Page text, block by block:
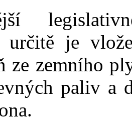
určitě je
ze zemního
paliv a